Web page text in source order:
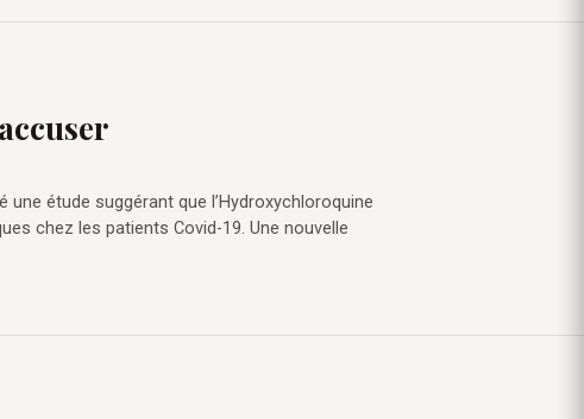
une étude suggérant que l’Hydroxychloroquine
chez les patients Covid-19. Une nouvelle